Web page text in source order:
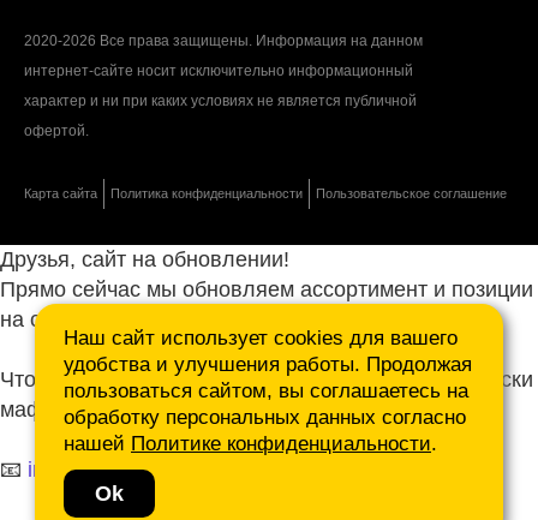
2020-2026 Все права защищены. Информация на данном
интернет-сайте носит исключительно информационный
характер и ни при каких условиях не является публичной
офертой.
Карта сайта Политика конфиденциальности Пользовательское соглашение
Наш сайт использует cookies для вашего
удобства и улучшения работы. Продолжая
пользоваться сайтом, вы соглашаетесь на
обработку персональных данных согласно
нашей Политике конфиденциальности.
Ok
Друзья, сайт на обновлении!
Прямо сейчас мы обновляем ассортимент и позиции
на сайте.
Чтобы не ждать, присылайте ваши запросы и списки
маф нам на почту.
📧 info@mafmasterfibre.ru